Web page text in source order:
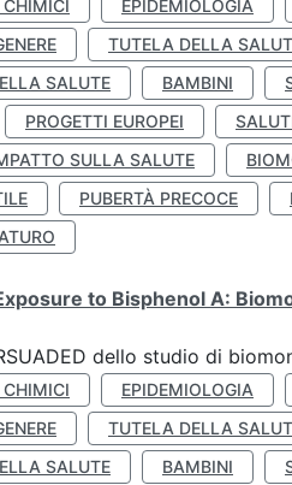
EPIDEMIOLOGIA
TUTELA DELLA
SALUTE
BAMBINI
PROGETTI EUROPEI
SULLA SALUTE
PUBERTÀ PRECOCE
to Bisphenol A:
dello studio di
EPIDEMIOLOGIA
TUTELA DELLA
SALUTE
BAMBINI